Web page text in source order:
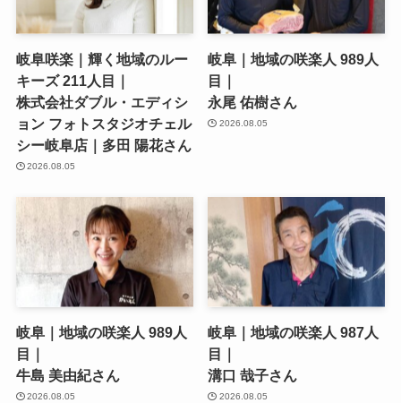
岐阜咲楽｜輝く地域のルー
キーズ 211人目｜
株式会社ダブル・エディシ
ョン フォトスタジオチェル
シー岐阜店｜多田 陽花さん
2026.08.05
岐阜｜地域の咲楽人 989人
目｜
永尾 佑樹さん
2026.08.05
岐阜｜地域の咲楽人 989人
目｜
牛島 美由紀さん
2026.08.05
岐阜｜地域の咲楽人 987人
目｜
溝口 哉子さん
2026.08.05